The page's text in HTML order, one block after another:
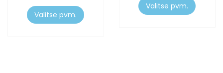
Valitse pvm.
Valitse pvm.